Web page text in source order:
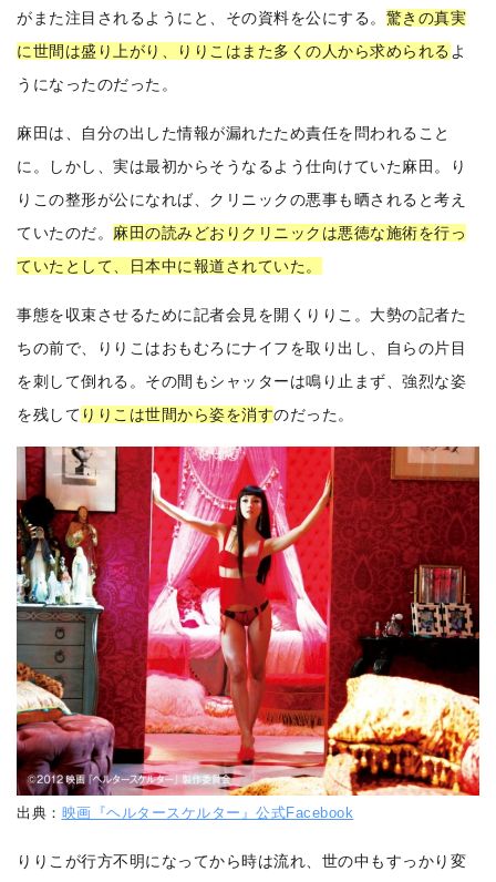
がまた注目されるようにと、その資料を公にする。 驚きの真実
に世間は盛り上がり、りりこはまた多くの人から求められる よ
うになったのだった。
麻田は、自分の出した情報が漏れたため責任を問われること
に。しかし、実は最初からそうなるよう仕向けていた麻田。り
りこの整形が公になれば、クリニックの悪事も晒されると考え
ていたのだ。 麻田の読みどおりクリニックは悪徳な施術を行っ
ていたとして、日本中に報道されていた。
事態を収束させるために記者会見を開くりりこ。大勢の記者た
ちの前で、りりこはおもむろにナイフを取り出し、自らの片目
を刺して倒れる。その間もシャッターは鳴り止まず、強烈な姿
を残して りりこは世間から姿を消すのだった。
出典： 映画『ヘルタースケルター』公式Facebook
りりこが行方不明になってから時は流れ、世の中もすっかり変